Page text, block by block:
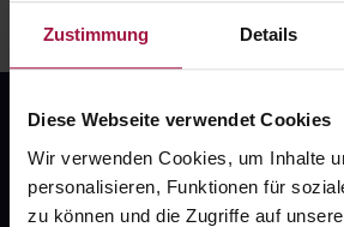
Zustimmung Details
Diese Webseite verwendet Cookies
Wir verwenden Cookies, um Inhalte
personalisieren, Funktionen für
zu können und die Zugriffe auf